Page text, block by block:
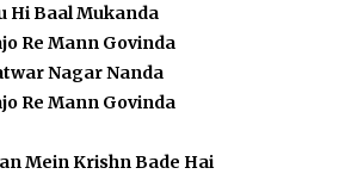
Hi Baal Mukanda
Re Mann Govinda
Nagar Nanda
Re Mann Govinda
Mein Krishn Bade Hai